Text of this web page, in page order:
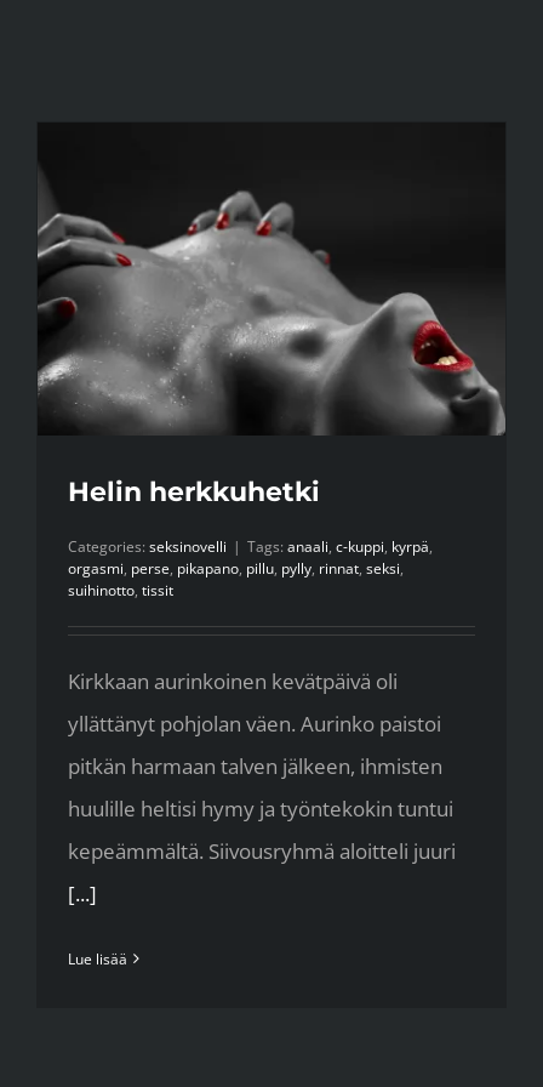
Helin herkkuhetki
Categories: seksinovelli | Tags: anaali, c-kuppi, kyrpä,
orgasmi, perse, pikapano, pillu, pylly, rinnat, seksi,
suihinotto, tissit
Kirkkaan aurinkoinen kevätpäivä oli
yllättänyt pohjolan väen. Aurinko paistoi
pitkän harmaan talven jälkeen, ihmisten
huulille heltisi hymy ja työntekokin tuntui
kepeämmältä. Siivousryhmä aloitteli juuri
[...]
Lue lisää